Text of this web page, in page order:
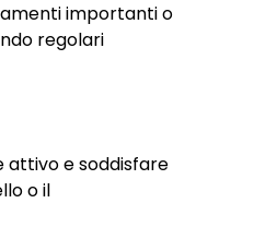
importanti o
regolari
attivo e soddisfare
o il